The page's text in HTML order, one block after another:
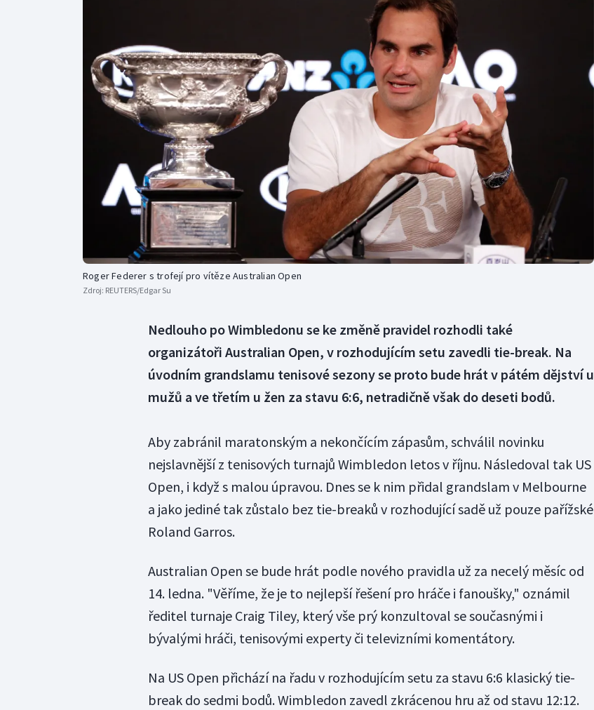
Florbal
Futsal
Golf
Gymnastika
Moderní pětiboj
Motorsport
Olympijské hry
Parasport
Plavání
Plážový volejbal
Vodní slalom
Volejbal
Roger Federer s trofejí pro vítěze Australian Open
Zdroj: REUTERS/Edgar Su
Nedlouho po Wimbledonu se ke změně pravidel rozhodli také
organizátoři Australian Open, v rozhodujícím setu zavedli tie-break. Na
úvodním grandslamu tenisové sezony se proto bude hrát v pátém dějství u
mužů a ve třetím u žen za stavu 6:6, netradičně však do deseti bodů.
Aby zabránil maratonským a nekončícím zápasům, schválil novinku
nejslavnější z tenisových turnajů Wimbledon letos v říjnu. Následoval tak US
Open, i když s malou úpravou. Dnes se k nim přidal grandslam v Melbourne
a jako jediné tak zůstalo bez tie-breaků v rozhodující sadě už pouze pařížské
Roland Garros.
Australian Open se bude hrát podle nového pravidla už za necelý měsíc od
14. ledna. "Věříme, že je to nejlepší řešení pro hráče i fanoušky," oznámil
ředitel turnaje Craig Tiley, který vše prý konzultoval se současnými i
bývalými hráči, tenisovými experty či televizními komentátory.
Na US Open přichází na řadu v rozhodujícím setu za stavu 6:6 klasický tie-
break do sedmi bodů. Wimbledon zavedl zkrácenou hru až od stavu 12:12.